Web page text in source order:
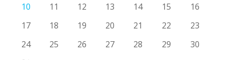
10
11 12 13 14 15
16
17
18 19 20 21 22
23
24
25 26 27 28 29
30